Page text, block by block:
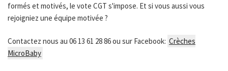
formés et motivés, le vote CGT s'impose. Et si vous aussi vous
rejoigniez une équipe motivée ?
Contactez nous au 06 13 61 28 86 ou sur Facebook: Crèches
MicroBaby